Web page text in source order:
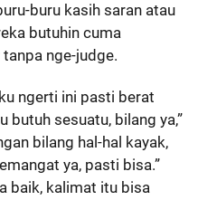
buru kasih saran atau
butuhin cuma
nge-judge.
ngerti ini pasti berat
butuh sesuatu, bilang ya,”
bilang hal-hal kayak,
ya, pasti bisa.”
baik, kalimat itu bisa